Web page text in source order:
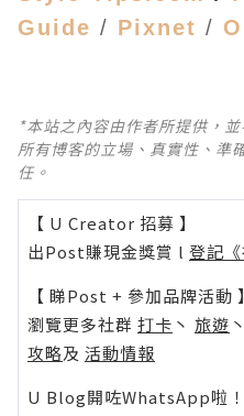
Guide / Pixnet /
*本站之內容由作者所提供，
所有博客的立場、真實性、準
任。
【 U Creator 招募 】
出Post賺現金獎賞 l 登記
【 睇Post + 參加品牌活動 】
瀏覽更多社群 打卡 丶 旅遊 丶
攻略及 活動情報
U Blog開咗WhatsApp啦